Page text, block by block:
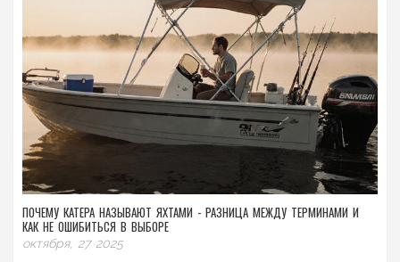
ПОЧЕМУ КАТЕРА НАЗЫВАЮТ ЯХТАМИ - РАЗНИЦА МЕЖДУ ТЕРМИНАМИ И
КАК НЕ ОШИБИТЬСЯ В ВЫБОРЕ
октября, 27 2025